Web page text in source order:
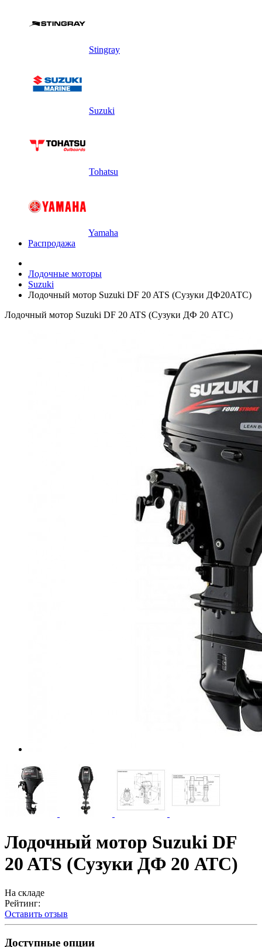
Stingray
Suzuki
Tohatsu
Yamaha
Распродажа
Лодочные моторы
Suzuki
Лодочный мотор Suzuki DF 20 ATS (Сузуки ДФ20АТС)
Лодочный мотор Suzuki DF 20 ATS (Сузуки ДФ 20 АТС)
Лодочный мотор Suzuki DF
20 ATS (Сузуки ДФ 20 АТС)
На складе
Рейтинг:
Оставить отзыв
Доступные опции